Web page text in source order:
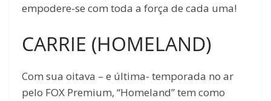
empodere-se com toda a força de cada uma!
CARRIE (HOMELAND)
Com sua oitava – e última- temporada no ar
pelo FOX Premium, “Homeland” tem como